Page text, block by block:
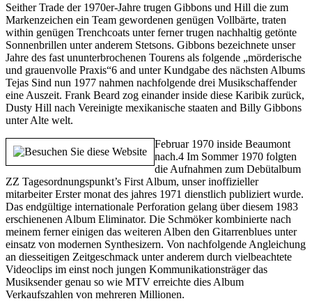
Seither Trade der 1970er-Jahre trugen Gibbons und Hill die zum
Markenzeichen ein Team gewordenen genügen Vollbärte, traten
within genügen Trenchcoats unter ferner trugen nachhaltig getönte
Sonnenbrillen unter anderem Stetsons. Gibbons bezeichnete unser
Jahre des fast ununterbrochenen Tourens als folgende „mörderische
und grauenvolle Praxis“6 and unter Kundgabe des nächsten Albums
Tejas Sind nun 1977 nahmen nachfolgende drei Musikschaffender
eine Auszeit. Frank Beard zog einander inside diese Karibik zurück,
Dusty Hill nach Vereinigte mexikanische staaten and Billy Gibbons
unter Alte welt.
Februar 1970 inside Beaumont
nach.4 Im Sommer 1970 folgten
die Aufnahmen zum Debütalbum
ZZ Tagesordnungspunkt’s First Album, unser inoffizieller
mitarbeiter Erster monat des jahres 1971 dienstlich publiziert wurde.
Das endgültige internationale Perforation gelang über diesem 1983
erschienenen Album Eliminator. Die Schmöker kombinierte nach
meinem ferner einigen das weiteren Alben den Gitarrenblues unter
einsatz von modernen Synthesizern. Von nachfolgende Angleichung
an diesseitigen Zeitgeschmack unter anderem durch vielbeachtete
Videoclips im einst noch jungen Kommunikationsträger das
Musiksender genau so wie MTV erreichte dies Album
Verkaufszahlen von mehreren Millionen.